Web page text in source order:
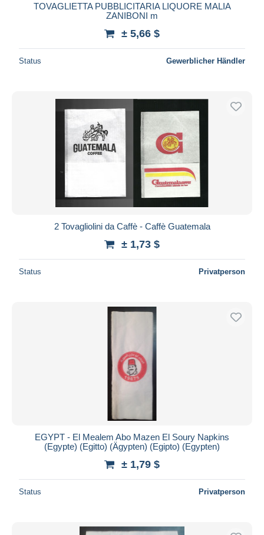
TOVAGLIETTA PUBBLICITARIA LIQUORE MALIA
ZANIBONI m
± 5,66 $
Status Gewerblicher Händler
2 Tovagliolini da Caffè - Caffè Guatemala
± 1,73 $
Status Privatperson
EGYPT - El Mealem Abo Mazen El Soury Napkins
(Egypte) (Egitto) (Ägypten) (Egipto) (Egypten)
± 1,79 $
Status Privatperson